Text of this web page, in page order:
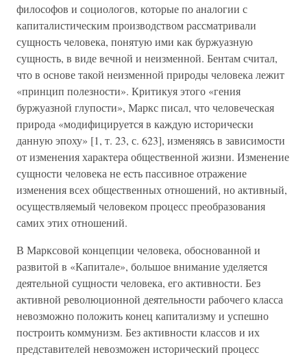
философов и социологов, которые по аналогии с
капиталистическим производством рассматривали
сущность человека, понятую ими как буржуазную
сущность, в виде вечной и неизменной. Бентам считал,
что в основе такой неизменной природы человека лежит
«принцип полезности». Критикуя этого «гения
буржуазной глупости», Маркс писал, что человеческая
природа «модифицируется в каждую исторически
данную эпоху» [1, т. 23, с. 623], изменяясь в зависимости
от изменения характера общественной жизни. Изменение
сущности человека не есть пассивное отражение
изменения всех общественных отношений, но активный,
осуществляемый человеком процесс преобразования
самих этих отношений.
В Марксовой концепции человека, обоснованной и
развитой в «Капитале», большое внимание уделяется
деятельной сущности человека, его активности. Без
активной революционной деятельности рабочего класса
невозможно положить конец капитализму и успешно
построить коммунизм. Без активности классов и их
представителей невозможен исторический процесс